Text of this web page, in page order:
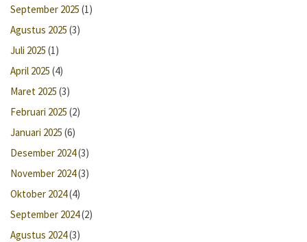
September 2025 (1)
Agustus 2025 (3)
Juli 2025 (1)
April 2025 (4)
Maret 2025 (3)
Februari 2025 (2)
Januari 2025 (6)
Desember 2024(3)
November 2024(3)
Oktober 2024(4)
September 2024(2)
Agustus 2024(3)